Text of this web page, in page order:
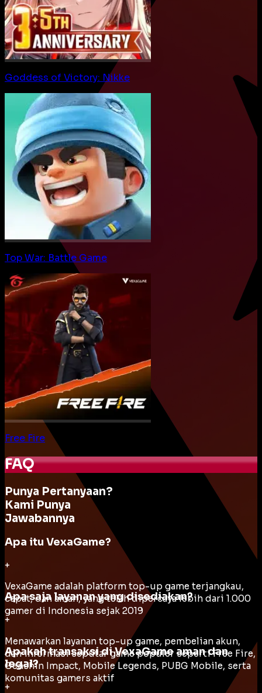
Goddess of Victory: Nikke
Top War: Battle Game
Free Fire
FAQ
Punya Pertanyaan?
Kami Punya
Jawabannya
Apa itu VexaGame?
+
VexaGame adalah platform top-up game terjangkau,
cepat, dan aman, yang telah dipercaya lebih dari 1.000
gamer di Indonesia sejak 2019
Apa saja layanan yang disediakan?
+
Menawarkan layanan top-up game, pembelian akun,
dan informasi seputar game populer seperti Free Fire,
Genshin Impact, Mobile Legends, PUBG Mobile, serta
komunitas gamers aktif
Apakah transaksi di VexaGame aman dan
legal?
+